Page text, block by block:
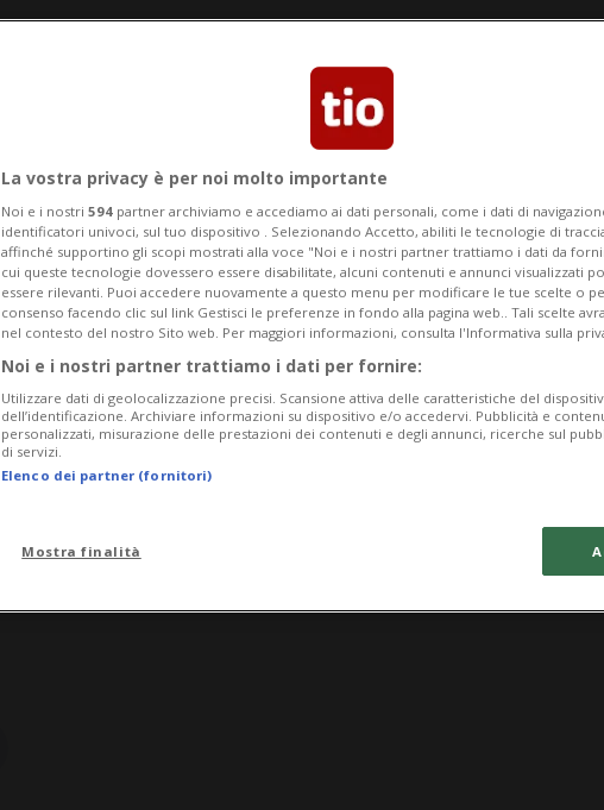
La vostra privacy è per noi molto importante
Noi e i nostri 594 partner archiviamo e accediamo ai dati personali, come i dati di
identificatori univoci, sul tuo dispositivo . Selezionando Accetto, abiliti le tecnologie di
affinché supportino gli scopi mostrati alla voce "Noi e i nostri partner trattiamo i dati da
cui queste tecnologie dovessero essere disabilitate, alcuni contenuti e annunci visualizzati
essere rilevanti. Puoi accedere nuovamente a questo menu per modificare le tue scelte o
consenso facendo clic sul link Gestisci le preferenze in fondo alla pagina web.. Tali scelte
nel contesto del nostro Sito web. Per maggiori informazioni, consulta l'Informativa sulla
Noi e i nostri partner trattiamo i dati per fornire:
Utilizzare dati di geolocalizzazione precisi. Scansione attiva delle caratteristiche del
dell’identificazione. Archiviare informazioni su dispositivo e/o accedervi. Pubblicità e
personalizzati, misurazione delle prestazioni dei contenuti e degli annunci, ricerche sul
di servizi.
Elenco dei partner (fornitori)
Mostra finalità